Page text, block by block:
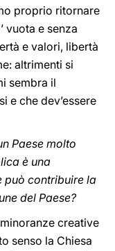
proprio ritornare
vuota e senza
e valori, libertà
altrimenti si
sembra il
e che dev’essere
Paese molto
è una
può contribuire la
del Paese?
creative
senso la Chiesa